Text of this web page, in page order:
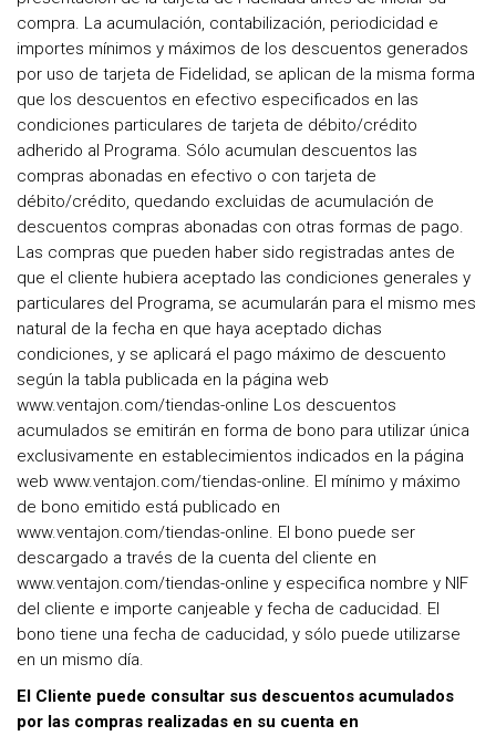
compra. La acumulación, contabilización, periodicidad e
importes mínimos y máximos de los descuentos generados
por uso de tarjeta de Fidelidad, se aplican de la misma forma
que los descuentos en efectivo especificados en las
condiciones particulares de tarjeta de débito/crédito
adherido al Programa. Sólo acumulan descuentos las
compras abonadas en efectivo o con tarjeta de
débito/crédito, quedando excluidas de acumulación de
descuentos compras abonadas con otras formas de pago.
Las compras que pueden haber sido registradas antes de
que el cliente hubiera aceptado las condiciones generales y
particulares del Programa, se acumularán para el mismo mes
natural de la fecha en que haya aceptado dichas
condiciones, y se aplicará el pago máximo de descuento
según la tabla publicada en la página web
www.ventajon.com/tiendas-online Los descuentos
acumulados se emitirán en forma de bono para utilizar única
exclusivamente en establecimientos indicados en la página
web www.ventajon.com/tiendas-online. El mínimo y máximo
de bono emitido está publicado en
www.ventajon.com/tiendas-online. El bono puede ser
descargado a través de la cuenta del cliente en
www.ventajon.com/tiendas-online y especifica nombre y NIF
del cliente e importe canjeable y fecha de caducidad. El
bono tiene una fecha de caducidad, y sólo puede utilizarse
en un mismo día.
El Cliente puede consultar sus descuentos acumulados
por las compras realizadas en su cuenta en